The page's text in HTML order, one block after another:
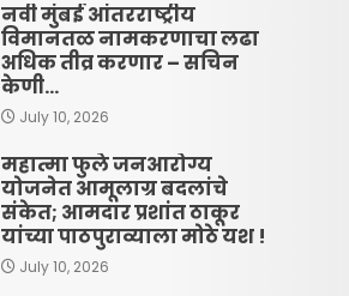
नवी मुंबई आंतरराष्ट्रीय
विमानतळ नामकरणाचा लढा
अधिक तीव्र करणार – सचिन
केणी…
July 10, 2026
महात्मा फुले जनआरोग्य
योजनेत आमूलाग्र बदलांचे
संकेत; आमदार प्रशांत ठाकूर
यांच्या पाठपुराव्याला मोठे यश !
July 10, 2026